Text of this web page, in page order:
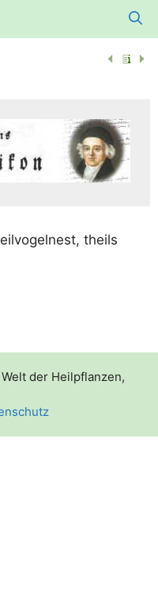
theils
der Heilpflanzen,